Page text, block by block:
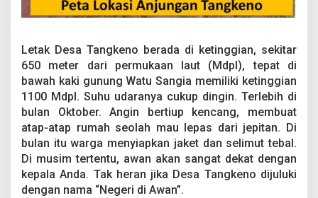
Letak Desa Tangkeno berada di ketinggian, sekitar
650 meter dari permukaan laut (Mdpl), tepat di
bawah kaki gunung Watu Sangia memiliki ketinggian
1100 Mdpl. Suhu udaranya cukup dingin. Terlebih di
bulan Oktober. Angin bertiup kencang, membuat
atap-atap rumah seolah mau lepas dari jepitan. Di
bulan itu warga menyiapkan jaket dan selimut tebal.
Di musim tertentu, awan akan sangat dekat dengan
kepala Anda. Tak heran jika Desa Tangkeno dijuluki
dengan nama “Negeri di Awan”.